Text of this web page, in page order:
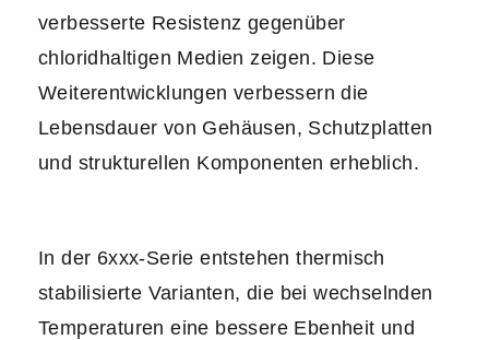
verbesserte Resistenz gegenüber
chloridhaltigen Medien zeigen. Diese
Weiterentwicklungen verbessern die
Lebensdauer von Gehäusen, Schutzplatten
und strukturellen Komponenten erheblich.
In der 6xxx-Serie entstehen thermisch
stabilisierte Varianten, die bei wechselnden
Temperaturen eine bessere Ebenheit und